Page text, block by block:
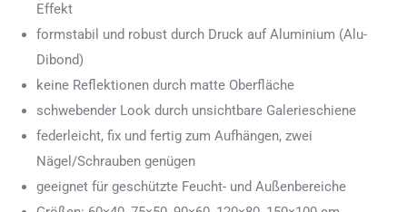
Effekt
formstabil und robust durch Druck auf Aluminium (Alu-
Dibond)
keine Reflektionen durch matte Oberfläche
schwebender Look durch unsichtbare Galerieschiene
federleicht, fix und fertig zum Aufhängen, zwei
Nägel/Schrauben genügen
geeignet für geschützte Feucht- und Außenbereiche